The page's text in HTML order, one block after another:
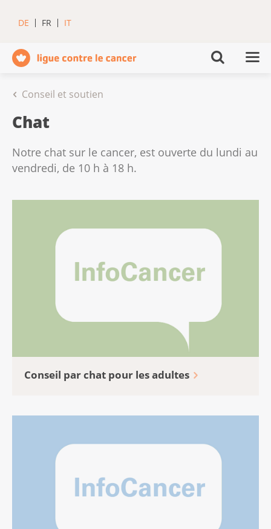
DE FR IT
Conseil et soutien
Chat
Notre chat sur le cancer, est ouverte du lundi au
vendredi, de 10 h à 18 h.
Conseil par chat pour les adultes